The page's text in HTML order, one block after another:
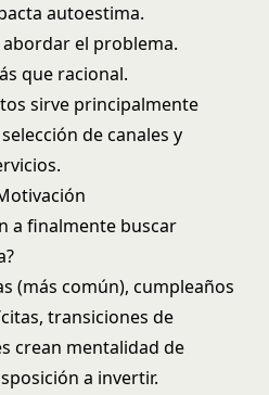
autoestima.
el problema.
que racional.
sirve principalmente
de canales y
a finalmente buscar
(más común), cumpleaños
transiciones de
crean mentalidad de
a invertir.